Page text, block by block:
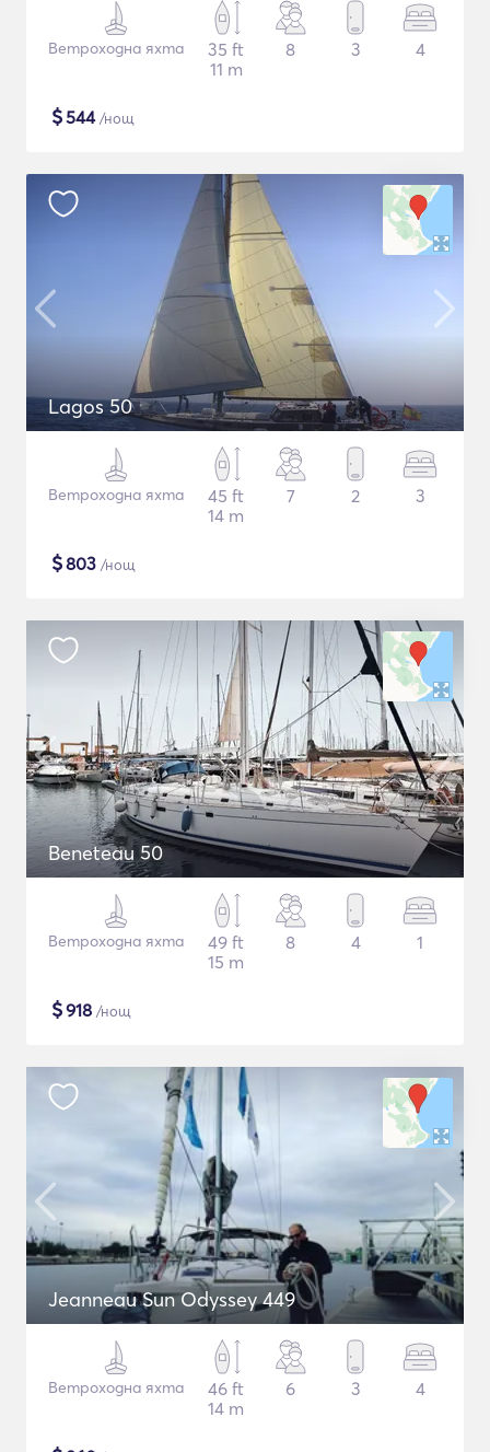
Ветроходна яхта
35 ft
11 m
8 3 4
$544/нощ
Lagos 50
Ветроходна яхта
45 ft
14 m
7 2 3
$803 /нощ
Beneteau 50
Ветроходна яхта
49 ft
15 m
8 4 1
$918 /нощ
Jeanneau Sun Odyssey 449
Ветроходна яхта
46 ft
14 m
6 3 4